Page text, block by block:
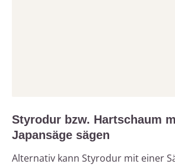
Styrodur bzw. Hartschaum
Japansäge sägen
Alternativ kann Styrodur mit einer